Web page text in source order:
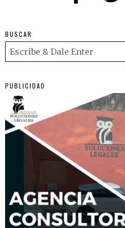
BUSCAR
PUBLICIDAD